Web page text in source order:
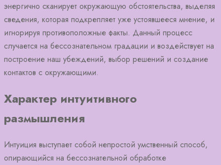
энергично сканирует окружающую обстоятельства, выделяя
сведения, которая подкрепляет уже устоявшееся мнение, и
игнорируя противоположные факты. Данный процесс
случается на бессознательном градации и воздействует на
построение наш убеждений, выбор решений и создание
контактов с окружающими.
Характер интуитивного
размышления
Интуиция выступает собой непростой умственный способ,
опирающийся на бессознательной обработке